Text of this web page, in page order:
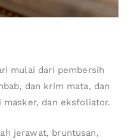
mulai dari pembersih
dan krim mata, dan
dan eksfoliator.
jerawat, bruntusan,